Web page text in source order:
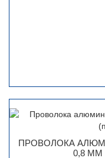
ПРОВОЛОКА
0,8 ММ